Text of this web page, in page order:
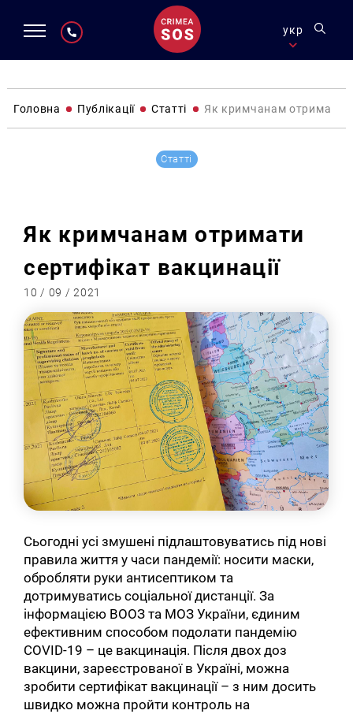
укр
Головна Публікації Статті Як кримчанам отримати
Статті
Як кримчанам отримати
сертифікат вакцинації
10 / 09 / 2021
Сьогодні усі змушені підлаштовуватись під нові
правила життя у часи пандемії: носити маски,
обробляти руки антисептиком та
дотримуватись соціальної дистанції. За
інформацією ВООЗ та МОЗ України, єдиним
ефективним способом подолати пандемію
COVID-19 – це вакцинація. Після двох доз
вакцини, зареєстрованої в Україні, можна
зробити сертифікат вакцинації – з ним досить
швидко можна пройти контроль на